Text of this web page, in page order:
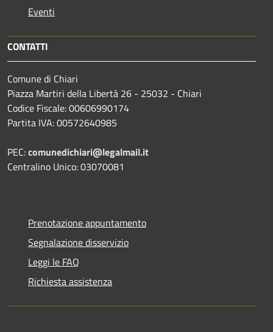
Eventi
CONTATTI
Comune di Chiari
Piazza Martiri della Libertà 26 - 25032 - Chiari
Codice Fiscale: 00606990174
Partita IVA: 00572640985
PEC:comunedichiari@legalmail.it
Centralino Unico: 03070081
Prenotazione appuntamento
Segnalazione disservizio
Leggi le FAQ
Richiesta assistenza